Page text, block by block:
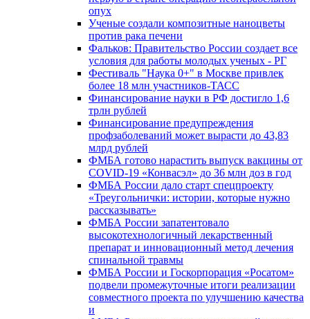
опух
Ученые создали композитные наноцветы
против рака печени
Фальков: Правительство России создает все
условия для работы молодых ученых - РГ
Фестиваль "Наука 0+" в Москве привлек
более 18 млн участников-ТАСС
Финансирование науки в РФ достигло 1,6
трлн рублей
Финансирование предупреждения
профзаболеваний может вырасти до 43,83
млрд рублей
ФМБА готово нарастить выпуск вакцины от
COVID-19 «Конвасэл» до 36 млн доз в год
ФМБА России дало старт спецпроекту
«Треугольнички: истории, которые нужно
рассказывать»
ФМБА России запатентовало
высокотехнологичный лекарственный
препарат и инновационный метод лечения
спинальной травмы
ФМБА России и Госкорпорация «Росатом»
подвели промежуточные итоги реализации
совместного проекта по улучшению качества
и